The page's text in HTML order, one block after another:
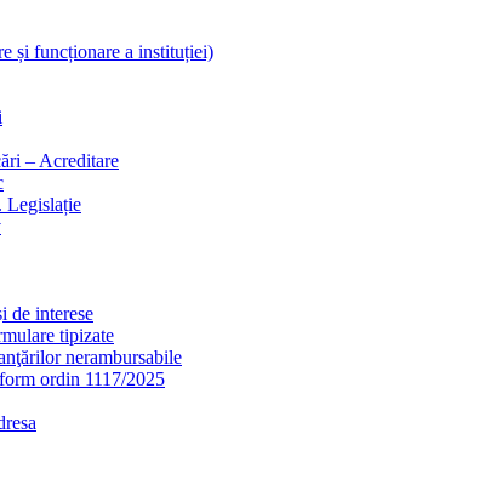
și funcționare a instituției)
– Acreditare
Legislație
de interese
tipizate
nerambursabile
ordin 1117/2025